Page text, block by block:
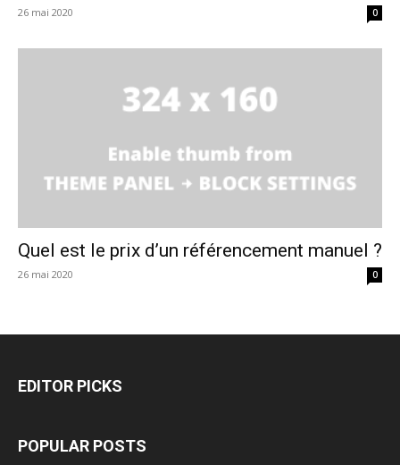
26 mai 2020 0
Quel est le prix d’un référencement manuel ?
26 mai 2020 0
EDITOR PICKS
POPULAR POSTS